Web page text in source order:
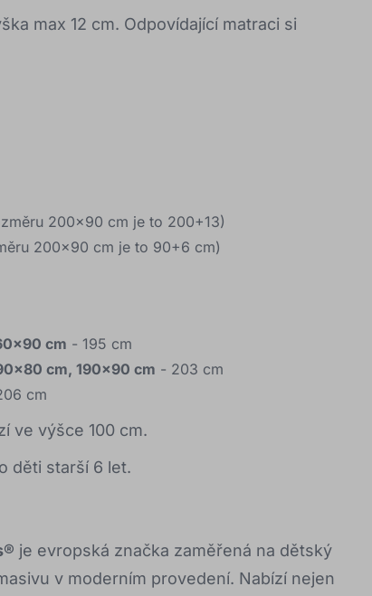
max 12 cm. Odpovídající matraci si
200x90 cm je to 200+13)
200x90 cm je to 90+6 cm)
cm - 195 cm
cm, 190x90 cm - 203 cm
cm
ve výšce 100 cm.
děti starší 6 let.
je evropská značka zaměřená na dětský
v moderním provedení. Nabízí nejen